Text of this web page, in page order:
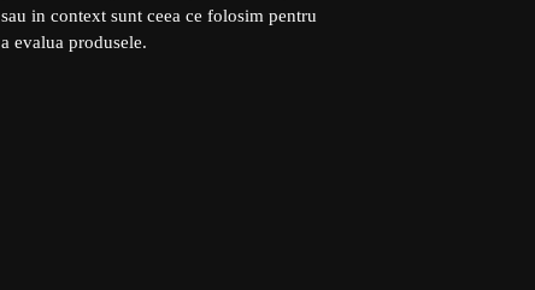
sau in context sunt ceea ce folosim pentru
a evalua produsele.